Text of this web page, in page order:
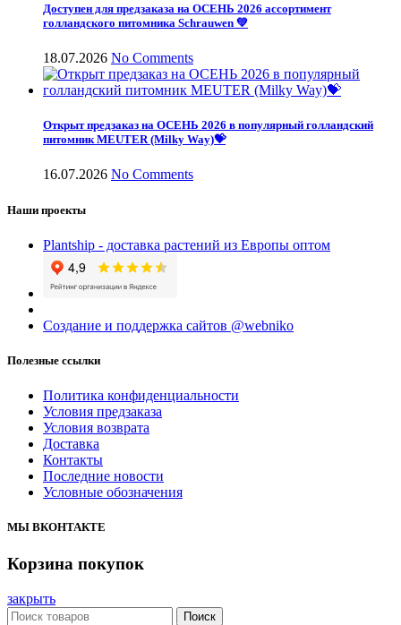
Доступен для предзаказа на ОСЕНЬ 2026 ассортимент
голландского питомника Schrauwen 💚
18.07.2026 No Comments
Открыт предзаказ на ОСЕНЬ 2026 в популярный голландский
питомник MEUTER (Milky Way)💝
16.07.2026 No Comments
Наши проекты
Plantship - доставка растений из Европы оптом
Создание и поддержка сайтов @webniko
Полезные ссылки
Политика конфиденциальности
Условия предзаказа
Условия возврата
Доставка
Контакты
Последние новости
Условные обозначения
МЫ ВКОНТАКТЕ
Корзина покупок
закрыть
Поиск